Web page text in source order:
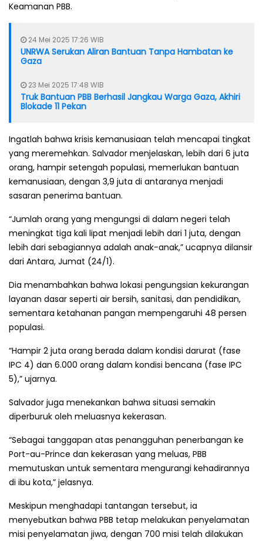
Keamanan PBB.
24 Mei 2025 17:26 WIB
UNRWA Serukan Aliran Bantuan Tanpa Hambatan ke
Gaza
23 Mei 2025 17:48 WIB
Truk Bantuan PBB Berhasil Jangkau Warga Gaza, Akhiri
Blokade 11 Pekan
Ingatlah bahwa krisis kemanusiaan telah mencapai tingkat
yang meremehkan. Salvador menjelaskan, lebih dari 6 juta
orang, hampir setengah populasi, memerlukan bantuan
kemanusiaan, dengan 3,9 juta di antaranya menjadi
sasaran penerima bantuan.
“Jumlah orang yang mengungsi di dalam negeri telah
meningkat tiga kali lipat menjadi lebih dari 1 juta, dengan
lebih dari sebagiannya adalah anak-anak,” ucapnya dilansir
dari Antara, Jumat (24/1).
Dia menambahkan bahwa lokasi pengungsian kekurangan
layanan dasar seperti air bersih, sanitasi, dan pendidikan,
sementara ketahanan pangan mempengaruhi 48 persen
populasi.
“Hampir 2 juta orang berada dalam kondisi darurat (fase
IPC 4) dan 6.000 orang dalam kondisi bencana (fase IPC
5),” ujarnya.
Salvador juga menekankan bahwa situasi semakin
diperburuk oleh meluasnya kekerasan.
“Sebagai tanggapan atas penangguhan penerbangan ke
Port-au-Prince dan kekerasan yang meluas, PBB
memutuskan untuk sementara mengurangi kehadirannya
di ibu kota,” jelasnya.
Meskipun menghadapi tantangan tersebut, ia
menyebutkan bahwa PBB tetap melakukan penyelamatan
misi penyelamatan jiwa, dengan 700 misi telah dilakukan